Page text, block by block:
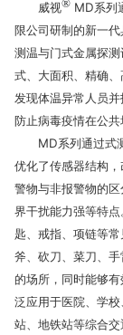
威视® MD系列
限公司研制的新一
测温与门式金属探
式、大面积、精确
发现体温异常人员
防止病毒疫情在公共
MD系列通过式测
优化了传感器结构
警物与非报警物的
界干扰能力强等特
匙、戒指、项链等
斧、砍刀、菜刀、
的场所，同时能够
泛应用于医院、学
站、地铁站等综合交